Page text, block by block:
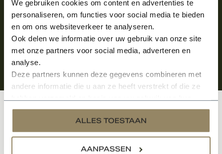
We gebruiken cookies om content en advertenties te
personaliseren, om functies voor social media te bieden
en om ons websiteverkeer te analyseren.
Ook delen we informatie over uw gebruik van onze site
met onze partners voor social media, adverteren en
analyse.
Deze partners kunnen deze gegevens combineren met
andere informatie die u aan ze heeft verstrekt of die ze
services.
ALLES TOESTAAN
AANPASSEN
Klantenservice